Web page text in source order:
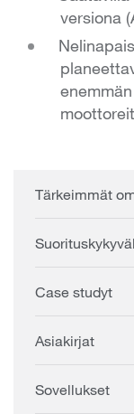
versiona
Tärkeimmät
Case studyt
Asiakirjat
Sovellukset